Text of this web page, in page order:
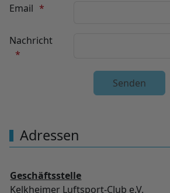
Email
Nachricht
Unsichtbares Google Recaptcha
Adressen
Geschäftsstelle
Kelkheimer Luftsport-Club e.V.